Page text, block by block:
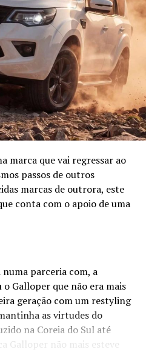
marca que vai regressar ao
passos de outros
marcas de outrora, este
conta com o apoio de uma
parceria com, a
Galloper que não era mais
geração com um restyling
as virtudes do
na Coreia do Sul até
Galloper não mais esteve